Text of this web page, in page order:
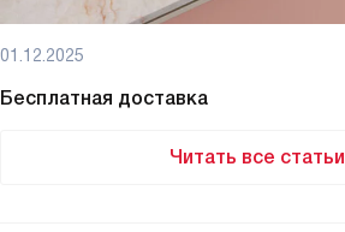
01.12.2025
Бесплатная доставка
Читать все статьи